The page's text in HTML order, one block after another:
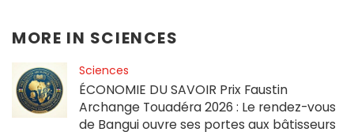
MORE IN SCIENCES
Sciences
ÉCONOMIE DU SAVOIR Prix Faustin
Archange Touadéra 2026 : Le rendez-vous
de Bangui ouvre ses portes aux bâtisseurs